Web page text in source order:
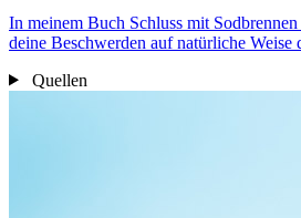
In meinem Buch Schluss mit
deine Beschwerden auf natürliche Weise
Quellen